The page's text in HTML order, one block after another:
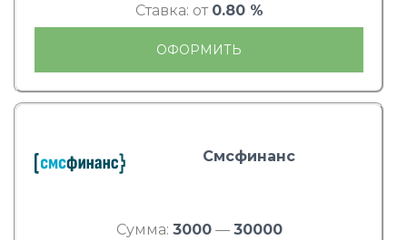
Ставка: от 0.80 %
ОФОРМИТЬ
Смсфинанс
Сумма: 3000— 30000